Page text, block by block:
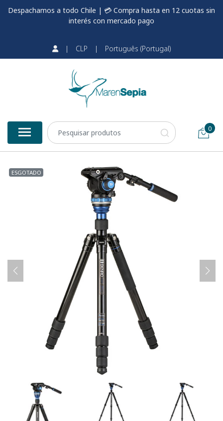
Despachamos a todo Chile | 💳 Compra hasta en 12 cuotas sin
interés con mercado pago
| CLP | Português (Portugal)
0
ESGOTADO